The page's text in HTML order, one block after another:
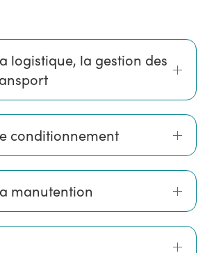
logistique, la gestion des
conditionnement
manutention